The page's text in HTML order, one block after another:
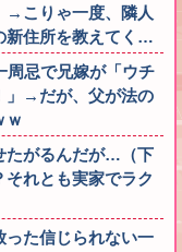
→こりゃ一度、隣人
新住所を教えてく…
周忌で兄嫁が「ウチ
」→だが、父が法の
ｗ
たがるんだが…（下
れとも実家でラク
った信じられない一